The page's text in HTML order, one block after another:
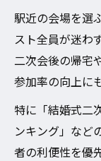
駅近の会場を選
スト全員が迷わ
二次会後の帰宅
参加率の向上に
特に「結婚式二
ンキング」など
者の利便性を優